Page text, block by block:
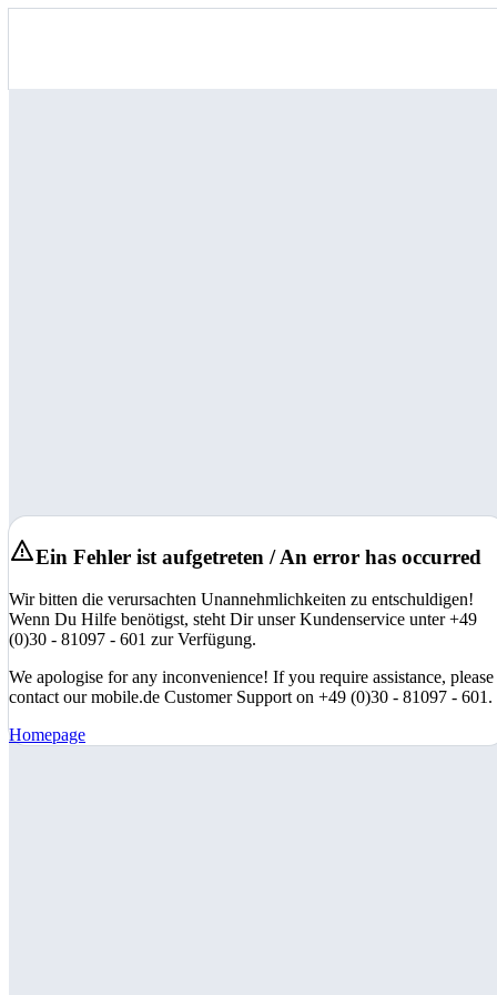
Ein Fehler ist aufgetreten / An error has occurred
Wir bitten die verursachten Unannehmlichkeiten zu entschuldigen!
Wenn Du Hilfe benötigst, steht Dir unser Kundenservice unter +49
(0)30 - 81097 - 601 zur Verfügung.
We apologise for any inconvenience! If you require assistance, please
contact our mobile.de Customer Support on +49 (0)30 - 81097 - 601.
Homepage